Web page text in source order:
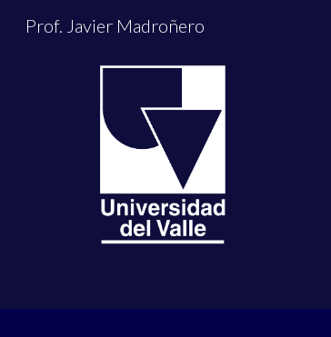
Prof. Javier Madroñero